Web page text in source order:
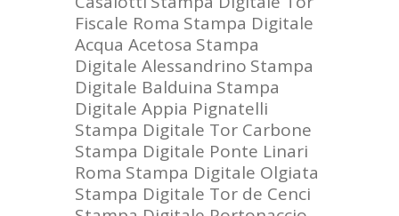
Fiscale Roma Stampa Digitale
Acqua Acetosa Stampa
Digitale Alessandrino Stampa
Digitale Balduina Stampa
Digitale Appia Pignatelli
Stampa Digitale Tor Carbone
Stampa Digitale Ponte Linari
Roma Stampa Digitale Olgiata
Stampa Digitale Tor de Cenci